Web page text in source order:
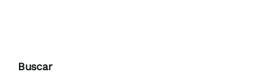
Buscar